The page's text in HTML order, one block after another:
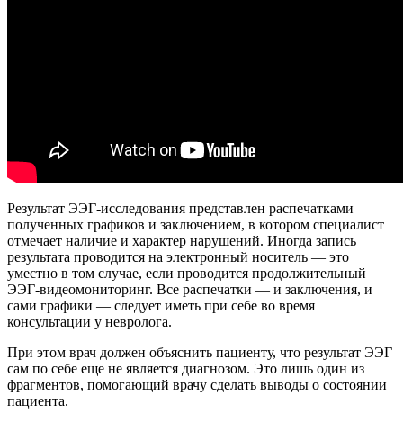
Результат ЭЭГ-исследования представлен распечатками
полученных графиков и заключением, в котором специалист
отмечает наличие и характер нарушений. Иногда запись
результата проводится на электронный носитель — это
уместно в том случае, если проводится продолжительный
ЭЭГ-видеомониторинг. Все распечатки — и заключения, и
сами графики — следует иметь при себе во время
консультации у невролога.
При этом врач должен объяснить пациенту, что результат ЭЭГ
сам по себе еще не является диагнозом. Это лишь один из
фрагментов, помогающий врачу сделать выводы о состоянии
пациента.